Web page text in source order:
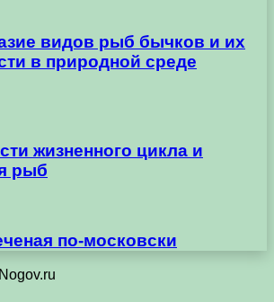
видов рыб бычков и их
в природной среде
жизненного цикла и
рыб
по-московски